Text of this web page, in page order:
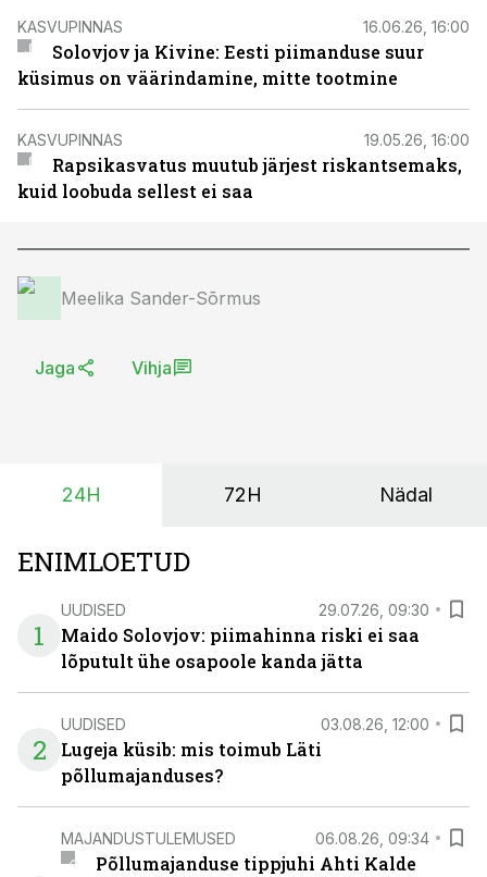
KASVUPINNAS 16.06.26, 16:00
Solovjov ja Kivine: Eesti piimanduse suur
küsimus on väärindamine, mitte tootmine
KASVUPINNAS 19.05.26, 16:00
Rapsikasvatus muutub järjest riskantsemaks,
kuid loobuda sellest ei saa
Meelika Sander-Sõrmus
Jaga Vihja
24H 72H Nädal
ENIMLOETUD
1
UUDISED 29.07.26, 09:30
Maido Solovjov: piimahinna riski ei saa
lõputult ühe osapoole kanda jätta
2
UUDISED 03.08.26, 12:00
Lugeja küsib: mis toimub Läti
põllumajanduses?
MAJANDUSTULEMUSED 06.08.26, 09:34
Põllumajanduse tippjuhi Ahti Kalde